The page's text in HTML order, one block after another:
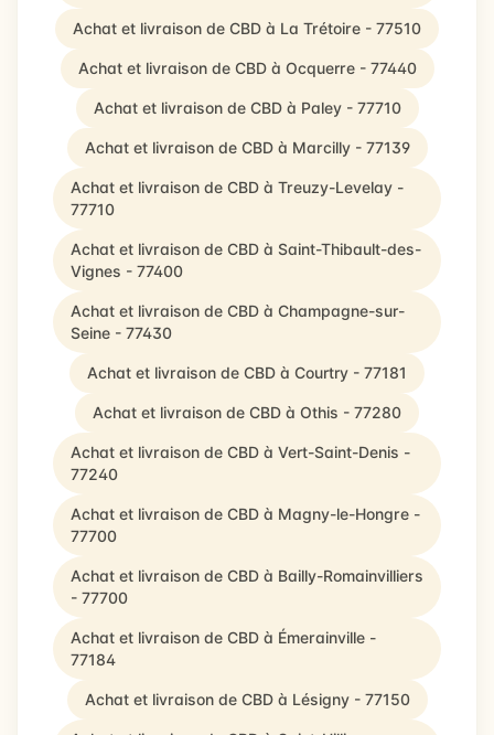
Achat et livraison de CBD à La Trétoire - 77510
Achat et livraison de CBD à Ocquerre - 77440
Achat et livraison de CBD à Paley - 77710
Achat et livraison de CBD à Marcilly - 77139
Achat et livraison de CBD à Treuzy-Levelay -
77710
Achat et livraison de CBD à Saint-Thibault-des-
Vignes - 77400
Achat et livraison de CBD à Champagne-sur-
Seine - 77430
Achat et livraison de CBD à Courtry - 77181
Achat et livraison de CBD à Othis - 77280
Achat et livraison de CBD à Vert-Saint-Denis -
77240
Achat et livraison de CBD à Magny-le-Hongre -
77700
Achat et livraison de CBD à Bailly-Romainvilliers
- 77700
Achat et livraison de CBD à Émerainville -
77184
Achat et livraison de CBD à Lésigny - 77150